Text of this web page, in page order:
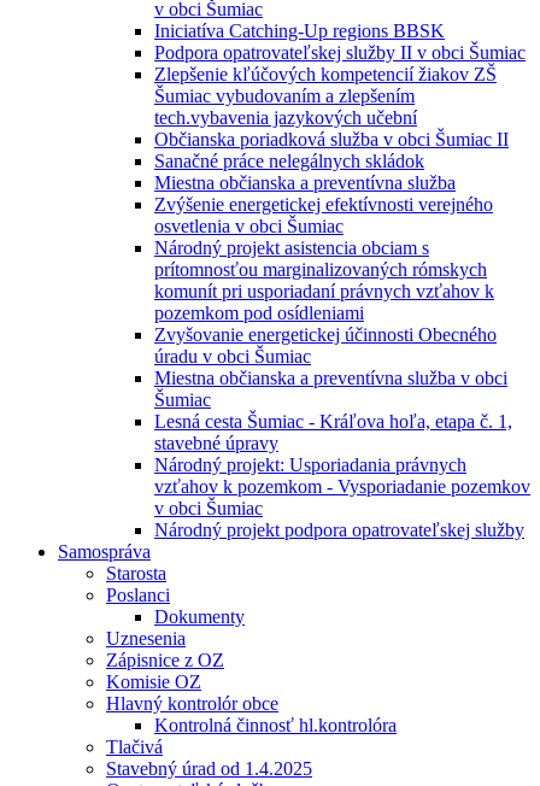
v obci Šumiac
Iniciatíva Catching-Up regions BBSK
Podpora opatrovateľskej služby II v obci Šumiac
Zlepšenie kľúčových kompetencií žiakov ZŠ
Šumiac vybudovaním a zlepšením
tech.vybavenia jazykových učební
Občianska poriadková služba v obci Šumiac II
Sanačné práce nelegálnych skládok
Miestna občianska a preventívna služba
Zvýšenie energetickej efektívnosti verejného
osvetlenia v obci Šumiac
Národný projekt asistencia obciam s
prítomnosťou marginalizovaných rómskych
komunít pri usporiadaní právnych vzťahov k
pozemkom pod osídleniami
Zvyšovanie energetickej účinnosti Obecného
úradu v obci Šumiac
Miestna občianska a preventívna služba v obci
Šumiac
Lesná cesta Šumiac - Kráľova hoľa, etapa č. 1,
stavebné úpravy
Národný projekt: Usporiadania právnych
vzťahov k pozemkom - Vysporiadanie pozemkov
v obci Šumiac
Národný projekt podpora opatrovateľskej služby
Samospráva
Starosta
Poslanci
Dokumenty
Uznesenia
Zápisnice z OZ
Komisie OZ
Hlavný kontrolór obce
Kontrolná činnosť hl.kontrolóra
Tlačivá
Stavebný úrad od 1.4.2025